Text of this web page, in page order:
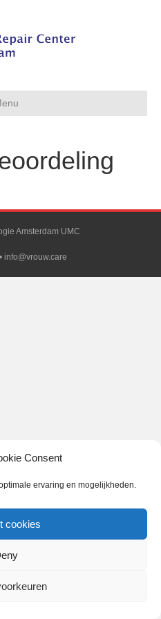
Consent
ervaring en mogelijkheden.
cookies
Amsterdam UMC
info@vrouw.care